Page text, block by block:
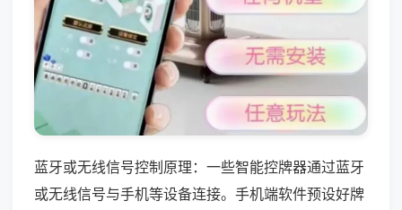
蓝牙或无线信号控制原理：一些智能控牌器通过蓝牙
或无线信号与手机等设备连接。手机端软件预设好牌